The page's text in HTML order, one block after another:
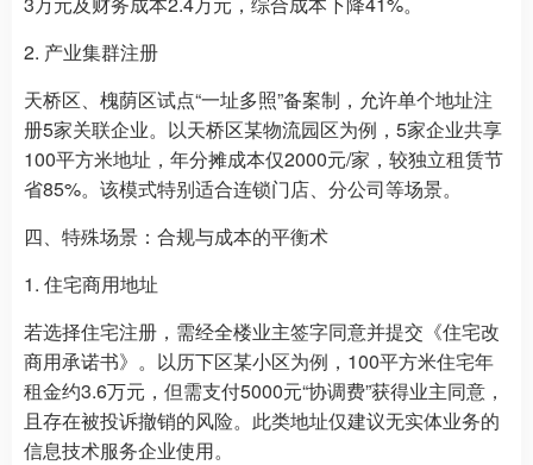
2. 产业集群注册
天桥区、槐荫区试点“一址多照”备案制，允许单个地址注
册5家关联企业。以天桥区某物流园区为例，5家企业共享
100平方米地址，年分摊成本仅2000元/家，较独立租赁节
省85%。该模式特别适合连锁门店、分公司等场景。
四、特殊场景：合规与成本的平衡术
1. 住宅商用地址
若选择住宅注册，需经全楼业主签字同意并提交《住宅改
商用承诺书》。以历下区某小区为例，100平方米住宅年
租金约3.6万元，但需支付5000元“协调费”获得业主同意，
且存在被投诉撤销的风险。此类地址仅建议无实体业务的
信息技术服务企业使用。